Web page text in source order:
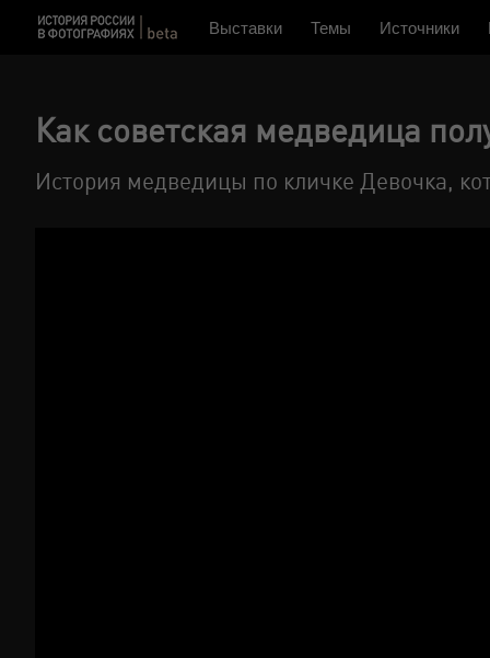
Выставки Темы Источники
Как советская медведица
История медведицы по кличке Девочка,